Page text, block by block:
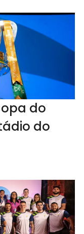
do
do